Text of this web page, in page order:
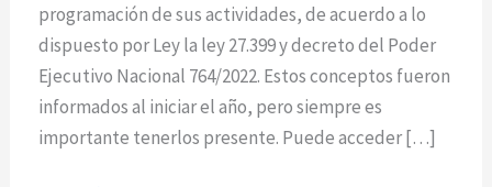
programación de sus actividades, de acuerdo a lo
dispuesto por Ley la ley 27.399 y decreto del Poder
Ejecutivo Nacional 764/2022. Estos conceptos fueron
informados al iniciar el año, pero siempre es
importante tenerlos presente. Puede acceder […]
2023